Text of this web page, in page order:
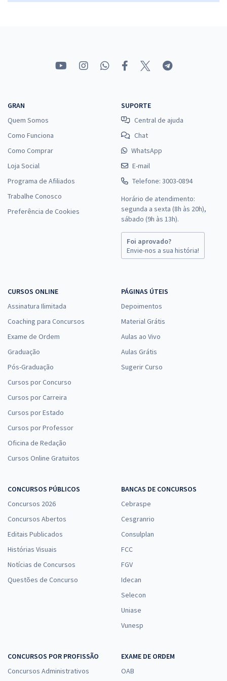
à vista
R$30,66
Economize R$ 91,98 (-20%)
SANESUL - Empresa de Saneamento de Mato Grosso do Sul - Técnico
em Segurança do Trabalho
à vista
R$28,66
Economize R$ 85,98 (-20%)
Comprar
SANESUL - Empresa de Saneamento de Mato Grosso do Sul - Agente
em Saneamento
à vista
Economize R$ 63,98 (-20%)
Comprar
SANESUL - Empresa de Saneamento de Mato Grosso do Sul -
Conhecimentos Específicos para o Cargo: Químico
à vista
R$ 10,66
GRAN
Quem Somos
Como Funciona
Como Comprar
Loja Social
Programa de Afiliados
Trabalhe Conosco
Preferência de Cookies
SUPORTE
Central de ajuda
Chat
WhatsApp
E-mail
Telefone: 3003-0894
Horário de atendimento:
segunda a sexta (8h às 20h),
sábado (9h às 13h).
Foi aprovado?
Envie-nos a sua história!
CURSOS ONLINE
Assinatura Ilimitada
Coaching para Concursos
Exame de Ordem
Graduação
Pós-Graduação
Cursos por Concurso
Cursos por Carreira
Cursos por Estado
Cursos por Professor
Oficina de Redação
Cursos Online Gratuitos
PÁGINAS ÚTEIS
Depoimentos
Material Grátis
Aulas ao Vivo
Aulas Grátis
Sugerir Curso
CONCURSOS PÚBLICOS
Concursos 2026
Concursos Abertos
Editais Publicados
Histórias Visuais
Notícias de Concursos
Questões de Concurso
BANCAS DE CONCURSOS
Cebraspe
Cesgranrio
Consulplan
FCC
FGV
Idecan
Selecon
Uniase
Vunesp
CONCURSOS POR PROFISSÃO
Concursos Administrativos
EXAME DE ORDEM
OAB